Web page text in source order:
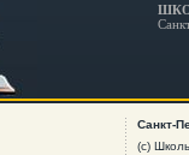
Санкт-
(c)